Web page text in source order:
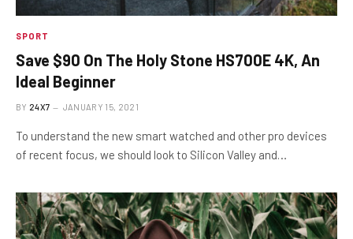
SPORT
Save $90 On The Holy Stone HS700E 4K, An
Ideal Beginner
BY 24X7 JANUARY 15, 2021
To understand the new smart watched and other pro devices
of recent focus, we should look to Silicon Valley and…